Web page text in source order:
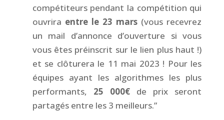
compétiteurs pendant la compétition qui
ouvrira entre le 23 mars (vous recevrez
un mail d’annonce d’ouverture si vous
vous êtes préinscrit sur le lien plus haut !)
et se clôturera le 11 mai 2023 ! Pour les
équipes ayant les algorithmes les plus
performants, 25 000€de prix seront
partagés entre les 3 meilleurs.”